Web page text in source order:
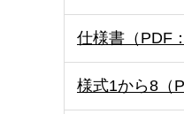
仕様書（PDF
様式1から8（